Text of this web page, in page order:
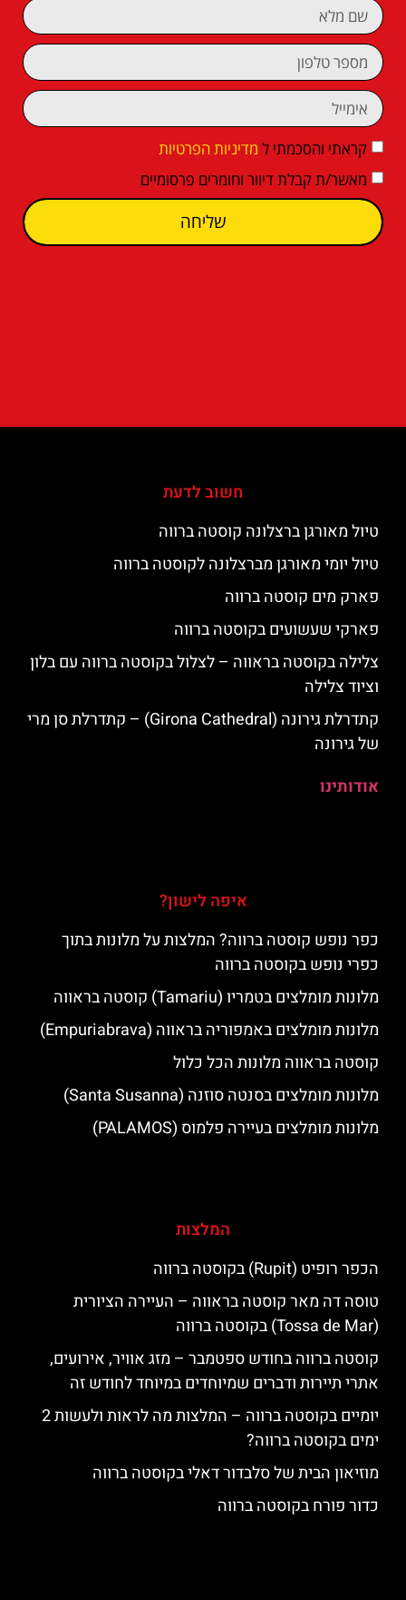
קראתי והסכמתי ל מדיניות הפרטיות
מאשר/ת קבלת דיוור וחומרים פרסומיים
שליחה
חשוב לדעת
טיול מאורגן ברצלונה קוסטה ברווה
טיול יומי מאורגן מברצלונה לקוסטה ברווה
פארק מים קוסטה ברווה
פארקי שעשועים בקוסטה ברווה
צלילה בקוסטה בראווה – לצלול בקוסטה ברווה עם בלון
וציוד צלילה
קתדרלת גירונה (Girona Cathedral) – קתדרלת סן מרי
של גירונה
אודותינו
איפה לישון?
כפר נופש קוסטה ברווה? המלצות על מלונות בתוך
כפרי נופש בקוסטה ברווה
מלונות מומלצים בטמריו (Tamariu) קוסטה בראווה
מלונות מומלצים באמפוריה בראווה (Empuriabrava)
קוסטה בראווה מלונות הכל כלול
מלונות מומלצים בסנטה סוזנה (Santa Susanna)
מלונות מומלצים בעיירה פלמוס (PALAMOS)
המלצות
הכפר רופיט (Rupit) בקוסטה ברווה
טוסה דה מאר קוסטה בראווה – העיירה הציורית
(Tossa de Mar) בקוסטה ברווה
קוסטה ברווה בחודש ספטמבר – מזג אוויר, אירועים,
אתרי תיירות ודברים שמיוחדים במיוחד לחודש זה
יומיים בקוסטה ברווה – המלצות מה לראות ולעשות 2
ימים בקוסטה ברווה?
מוזיאון הבית של סלבדור דאלי בקוסטה ברווה
כדור פורח בקוסטה ברווה